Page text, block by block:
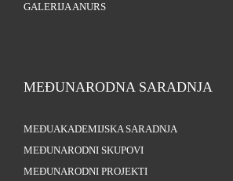
GALERIJA ANURS
MEĐUNARODNA SARADNJA
MEĐUAKADEMIJSKA SARADNJA
MEĐUNARODNI SKUPOVI
MEĐUNARODNI PROJEKTI